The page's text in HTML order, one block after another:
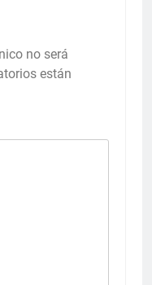
no será
están